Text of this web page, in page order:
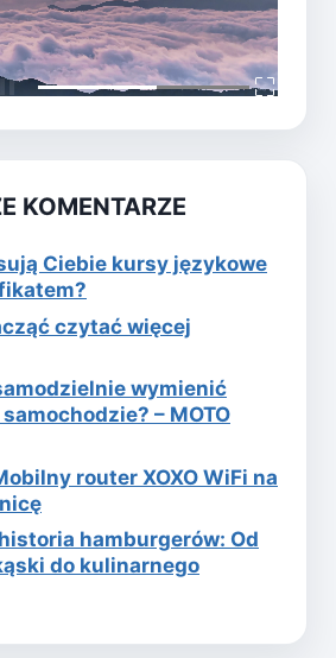
KOMENTARZE
Ciebie kursy językowe
czytać więcej
wymienić
– MOTO
router XOXO WiFi na
hamburgerów: Od
do kulinarnego